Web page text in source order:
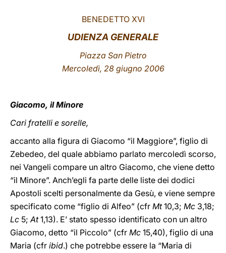
BENEDETTO XVI
UDIENZA GENERALE
Piazza San Pietro
Mercoledì, 28 giugno 2006
Giacomo, il Minore
Cari fratelli e sorelle,
accanto alla figura di Giacomo “il Maggiore”, figlio di
Zebedeo, del quale abbiamo parlato mercoledì scorso,
nei Vangeli compare un altro Giacomo, che viene detto
“il Minore”. Anch’egli fa parte delle liste dei dodici
Apostoli scelti personalmente da Gesù, e viene sempre
specificato come “figlio di Alfeo” (cfr Mt10,3; Mc 3,18;
Lc 5;At1,13). E’ stato spesso identificato con un altro
Giacomo, detto “il Piccolo” (cfr Mc 15,40), figlio di una
Maria (cfr ibid.) che potrebbe essere la “Maria di